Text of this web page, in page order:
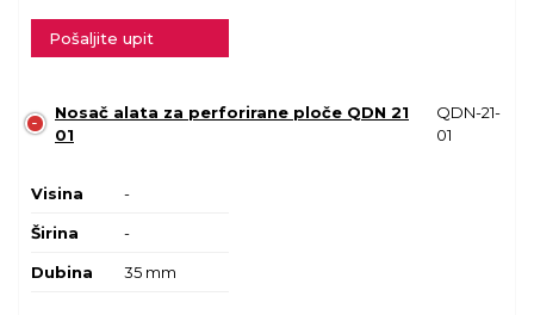
Pošaljite upit
Nosač alata za perforirane ploče QDN 21
01
QDN-21-
01
Visina -
Širina -
Dubina 35 mm